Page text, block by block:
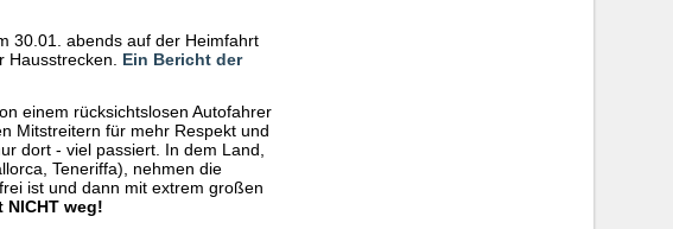
30.01. abends auf der Heimfahrt
Hausstrecken. Ein Bericht der
einem rücksichtslosen Autofahrer
Mitstreitern für mehr Respekt und
dort - viel passiert. In dem Land,
Teneriffa), nehmen die
ist und dann mit extrem großen
weg!